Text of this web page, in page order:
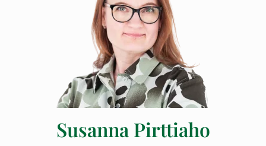
Susanna Pirttiaho